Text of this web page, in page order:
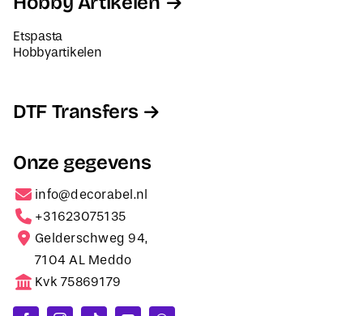
Etspasta
Hobbyartikelen
DTF Transfers
Onze gegevens
info@decorabel.nl
+31623075135
Gelderschweg 94,
7104 AL Meddo
Kvk 75869179